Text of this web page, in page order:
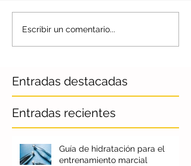
Escribir un comentario...
Entradas destacadas
Entradas recientes
Guía de hidratación para el
entrenamiento marcial